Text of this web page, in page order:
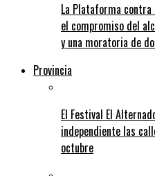
La Plataforma contra
el compromiso del
y una moratoria de
Provincia
El Festival El
independiente las
octubre